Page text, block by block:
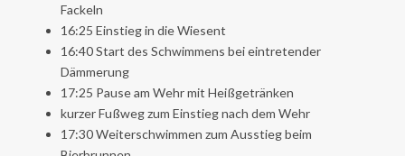
Fackeln
16:25 Einstieg in die Wiesent
16:40 Start des Schwimmens bei eintretender
Dämmerung
17:25 Pause am Wehr mit Heißgetränken
kurzer Fußweg zum Einstieg nach dem Wehr
17:30 Weiterschwimmen zum Ausstieg beim